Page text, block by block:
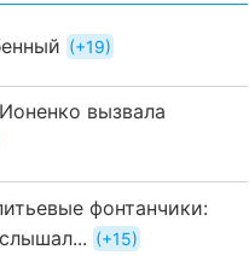
+19
вызвала
фонтанчики:
+15